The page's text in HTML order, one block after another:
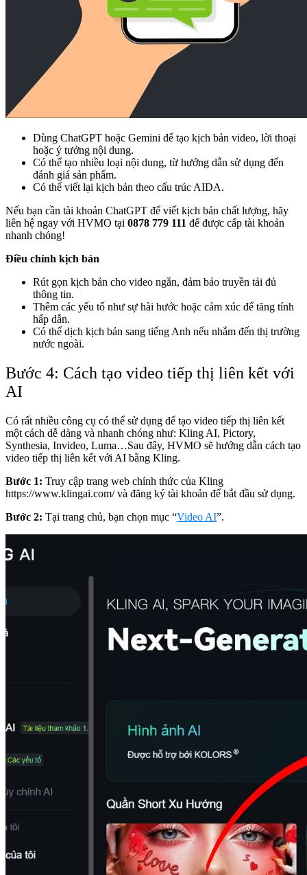
Dùng ChatGPT hoặc Gemini để tạo kịch bản video, lời thoại
hoặc ý tưởng nội dung.
Có thể tạo nhiều loại nội dung, từ hướng dẫn sử dụng đến
đánh giá sản phẩm.
Có thể viết lại kịch bản theo cấu trúc AIDA.
Nếu bạn cần tài khoản ChatGPT để viết kịch bản chất lượng, hãy
liên hệ ngay với HVMO tại 0878 779 111 để được cấp tài khoản
nhanh chóng!
Điều chỉnh kịch bản
Rút gọn kịch bản cho video ngắn, đảm bảo truyền tải đủ
thông tin.
Thêm các yếu tố như sự hài hước hoặc cảm xúc để tăng tính
hấp dẫn.
Có thể dịch kịch bản sang tiếng Anh nếu nhắm đến thị trường
nước ngoài.
Bước 4: Cách tạo video tiếp thị liên kết với
AI
Có rất nhiều công cụ có thể sử dụng để tạo video tiếp thị liên kết
một cách dễ dàng và nhanh chóng như: Kling AI, Pictory,
Synthesia, Invideo, Luma…Sau đây, HVMO sẽ hướng dẫn cách tạo
video tiếp thị liên kết với AI bằng Kling.
Bước 1: Truy cập trang web chính thức của Kling
https://www.klingai.com/và đăng ký tài khoản để bắt đầu sử dụng.
Bước 2: Tại trang chủ, bạn chọn mục “Video AI”.